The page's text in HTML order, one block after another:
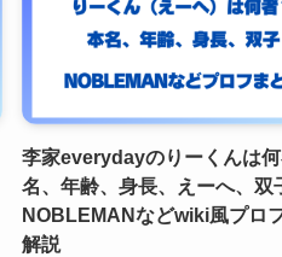
李家everydayのりーくんは
名、年齢、身長、えーへ、双
NOBLEMANなどwiki風プロ
解説